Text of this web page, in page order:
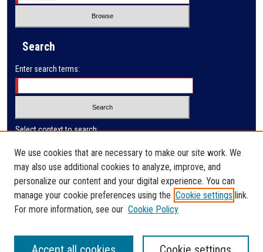
Search
Enter search terms:
Select context to search:
Advanced Search
ISSN: 2410-3128
We use cookies that are necessary to make our site work. We
may also use additional cookies to analyze, improve, and
personalize our content and your digital experience. You can
manage your cookie preferences using the Cookie settings link.
For more information, see our Cookie Policy